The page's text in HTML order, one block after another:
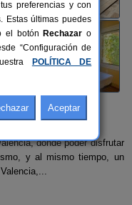
donde poder disfrutar
y al mismo tiempo, un
preferencias y con
Estas últimas puedes
el botón Rechazar o
“Configuración de
POLÍTICA DE